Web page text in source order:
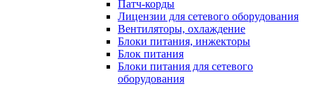
Патч-корды
Лицензии для сетевого оборудования
Вентиляторы, охлаждение
Блоки питания, инжекторы
Блок питания
Блоки питания для сетевого
оборудования